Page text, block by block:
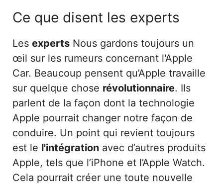
Ce que disent les experts
Les experts Nous gardons toujours un
œil sur les rumeurs concernant l'Apple
Car. Beaucoup pensent qu’Apple travaille
sur quelque chose révolutionnaire. Ils
parlent de la façon dont la technologie
Apple pourrait changer notre façon de
conduire. Un point qui revient toujours
est le l'intégration avec d’autres produits
Apple, tels que l’iPhone et l’Apple Watch.
Cela pourrait créer une toute nouvelle